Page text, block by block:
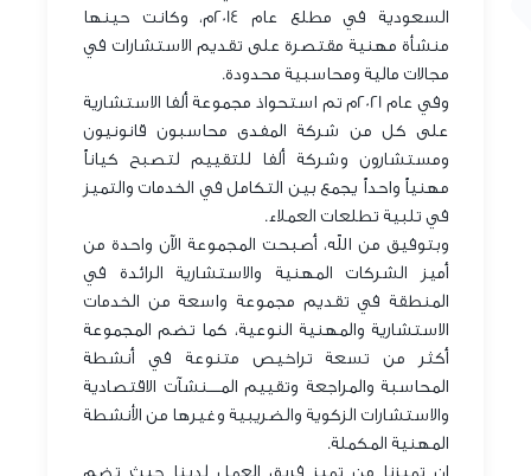
السعودية في مطلع عام 2014م، وكانت حينها
منشأة مهنية مقتصرة على تقديم الاستشارات في
مجالات مالية ومحاسبية محدودة.
وفي عام 2021م تم استحواذ مجموعة ألفا الاستشارية
على كل من شركة المفدى محاسبون قانونيون
ومستشارون وشركة ألفا للتقييم لتصبح كياناً
مهنياً واحداً يجمع بين التكامل في الخدمات والتميز
في تلبية تطلعات العملاء.
وبتوفيق من الله، أصبحت المجموعة الآن واحدة من
أميز الشركات المهنية والاستشارية الرائدة في
المنطقة في تقديم مجموعة واسعة من الخدمات
الاستشارية والمهنية النوعية، كما تضم المجموعة
أكثر من تسعة تراخيص متنوعة في أنشطة
المحاسبة والمراجعة وتقييم المـــــنشآت الاقتصادية
والاستشارات الزكوية والضريبية وغيرها من الأنشطة
المهنية المكملة.
إن تميزنا من تميز فريق العمل لدينا حيث تضم